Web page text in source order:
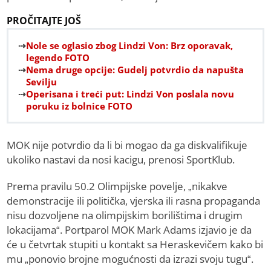
PROČITAJTE JOŠ
Nole se oglasio zbog Lindzi Von: Brz oporavak,
legendo FOTO
Nema druge opcije: Gudelj potvrdio da napušta
Sevilju
Operisana i treći put: Lindzi Von poslala novu
poruku iz bolnice FOTO
MOK nije potvrdio da li bi mogao da ga diskvalifikuje
ukoliko nastavi da nosi kacigu, prenosi SportKlub.
Prema pravilu 50.2 Olimpijske povelje, „nikakve
demonstracije ili politička, vjerska ili rasna propaganda
nisu dozvoljene na olimpijskim borilištima i drugim
lokacijama“. Portparol MOK Mark Adams izjavio je da
će u četvrtak stupiti u kontakt sa Heraskevičem kako bi
mu „ponovio brojne mogućnosti da izrazi svoju tugu“.